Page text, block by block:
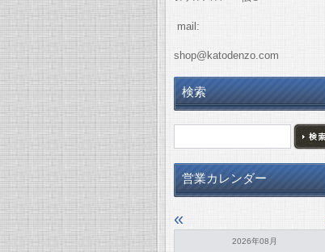
mail:
shop@katodenzo.com
検索
営業カレンダー
«
2026年08月